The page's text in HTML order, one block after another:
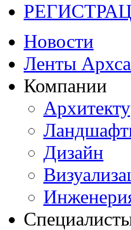
Новости
Ленты
Компании
Дизайн